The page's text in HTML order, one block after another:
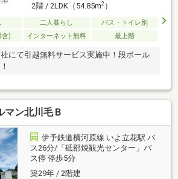
2階 / 2LDK（54.85m2）
二人暮らし
バス・トイレ別
含)
インターネット無料 最上階
にて引越無料サービス実施中！段ボール
マン北川毛Ｂ
伊予鉄道横河原線 いよ立花駅 バ
ス26分/「砥部焼観光センター」バ
ス停 停歩5分
築29年 / 2階建